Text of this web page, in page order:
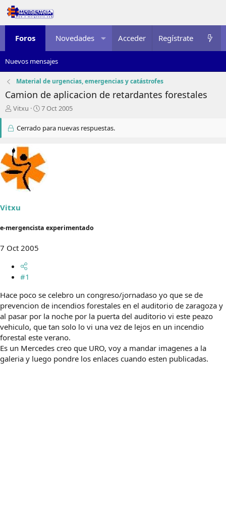
Foros Novedades Multimedia Recursos
Acceder Regístrate
Nuevos mensajes
Material de urgencias, emergencias y catástrofes
Camion de aplicacion de retardantes forestales
I
i
a
d
o
r
d
l
e
Vitxu
F
c
h
d
e
i
n
7 Oct 2005
Cerrado para nuevas respuestas.
Vitxu
e-mergencista experimentado
7 Oct 2005
#1
Hace poco se celebro un congreso/jornadaso yo que se de
prevencion de incendios forestales en el auditorio de zaragoza y
al pasar por la noche por la puerta del auditorio vi este peazo
vehiculo, que tan solo lo vi una vez de lejos en un incendio
forestal este verano.
Es un Mercedes creo que URO, voy a mandar imagenes a la
galeria y luego pondre los enlaces cuando esten publicadas.